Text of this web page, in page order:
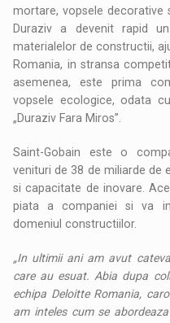
mortare, vopsele decorative
Duraziv a devenit rapid
materialelor de constructii,
Romania, in stransa
asemenea, este prima
vopsele ecologice, odata
„Duraziv Fara Miros”.
Saint-Gobain este o
venituri de 38 de miliarde de
si capacitate de inovare.
piata a companiei si va
domeniul constructiilor.
„In ultimii ani am avut
care au esuat. Abia dupa
echipa Deloitte Romania,
am inteles cum se